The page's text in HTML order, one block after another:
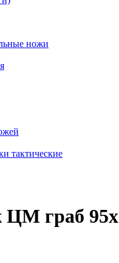
ножи
тактические
граб